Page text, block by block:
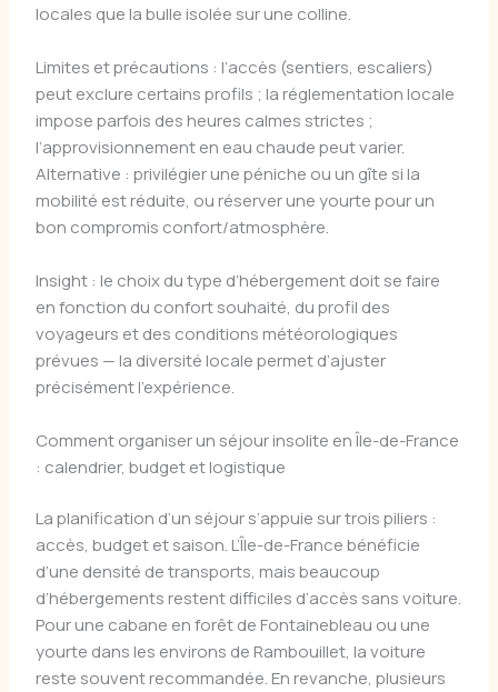
locales que la bulle isolée sur une colline.
Limites et précautions : l’accès (sentiers, escaliers)
peut exclure certains profils ; la réglementation locale
impose parfois des heures calmes strictes ;
l’approvisionnement en eau chaude peut varier.
Alternative : privilégier une péniche ou un gîte si la
mobilité est réduite, ou réserver une yourte pour un
bon compromis confort/atmosphère.
Insight : le choix du type d’hébergement doit se faire
en fonction du confort souhaité, du profil des
voyageurs et des conditions météorologiques
prévues — la diversité locale permet d’ajuster
précisément l’expérience.
Comment organiser un séjour insolite en Île-de-France
: calendrier, budget et logistique
La planification d’un séjour s’appuie sur trois piliers :
accès, budget et saison. L’Île-de-France bénéficie
d’une densité de transports, mais beaucoup
d’hébergements restent difficiles d’accès sans voiture.
Pour une cabane en forêt de Fontainebleau ou une
yourte dans les environs de Rambouillet, la voiture
reste souvent recommandée. En revanche, plusieurs